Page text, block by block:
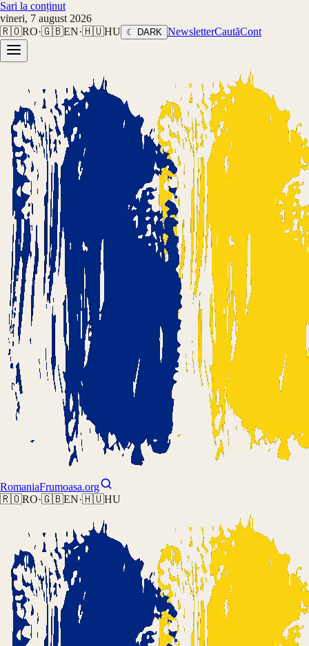
Sari la conținut
vineri, 7 august 2026
🇷🇴RO·🇬🇧EN·🇭🇺HU ☾ DARK NewsletterCautăCont
RomaniaFrumoasa.org
🇷🇴RO·🇬🇧EN·🇭🇺HU